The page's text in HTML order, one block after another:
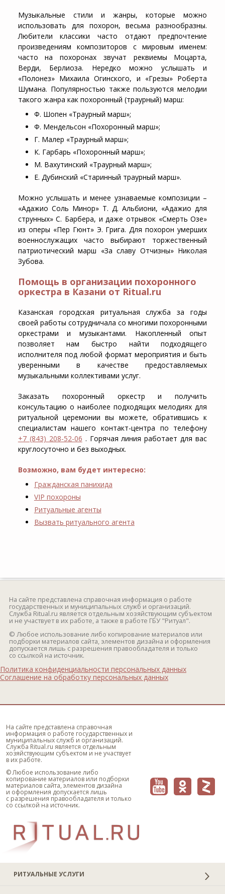
Музыкальные стили и жанры, которые можно
использовать для похорон, весьма разнообразны.
Любители классики часто отдают предпочтение
произведениям композиторов с мировым именем:
часто на похоронах звучат реквиемы Моцарта,
Верди, Берлиоза. Нередко можно услышать и
«Полонез» Михаила Огинского, и «Грезы» Роберта
Шумана. Популярностью также пользуются мелодии
такого жанра как похоронный (траурный) марш:
Ф. Шопен «Траурный марш»;
Ф. Мендельсон «Похоронный марш»;
Г. Малер «Траурный марш»;
К. Гарбарь «Похоронный марш»;
М. Вахутинский «Траурный марш»;
Е. Дубинский «Старинный траурный марш».
Можно услышать и менее узнаваемые композиции –
«Адажио Соль Минор» Т. Д. Альбиони, «Адажио для
струнных» С. Барбера, и даже отрывок «Смерть Озе»
из оперы «Пер Гюнт» Э. Грига. Для похорон умерших
военнослужащих часто выбирают торжественный
патриотический марш «За славу Отчизны» Николая
Зубова.
Помощь в организации похоронного
оркестра в Казани от Ritual.ru
Казанская городская ритуальная служба за годы
своей работы сотрудничала со многими похоронными
оркестрами и музыкантами. Накопленный опыт
позволяет нам быстро найти подходящего
исполнителя под любой формат мероприятия и быть
уверенными в качестве предоставляемых
музыкальными коллективами услуг.
Заказать похоронный оркестр и получить
консультацию о наиболее подходящих мелодиях для
ритуальной церемонии вы можете, обратившись к
специалистам нашего контакт-центра по телефону
+7 (843) 208-52-06 . Горячая линия работает для вас
круглосуточно и без выходных.
Возможно, вам будет интересно:
Гражданская панихида
VIP похороны
Ритуальные агенты
Вызвать ритуального агента
РИТУАЛЬНЫЕ УСЛУГИ
На сайте представлена справочная информация о работе
государственных и муниципальных служб и организаций.
Служба Ritual.ru является отдельным хозяйствующим субъектом
и не участвует в их работе, а также в работе ГБУ "Ритуал".
© Любое использование либо копирование материалов или
подборки материалов сайта, элементов дизайна и оформления
допускается лишь с разрешения правообладателя и только
со ссылкой на источник.
На сайте представлена справочная
информация о работе государственных и
муниципальных служб и организаций.
Служба Ritual.ru является отдельным
хозяйствующим субъектом и не участвует
в их работе.
© Любое использование либо
копирование материалов или подборки
материалов сайта, элементов дизайна
и оформления допускается лишь
с разрешения правообладателя и только
со ссылкой на источник.
Политика конфиденциальности персональных данных
Соглашение на обработку персональных данных